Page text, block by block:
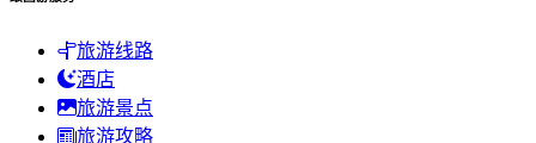
旅游线路
酒店
旅游景点
旅游攻略